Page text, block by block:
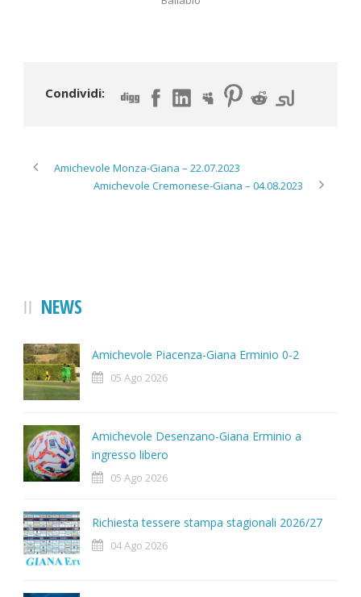
Condividi:
Amichevole Monza-Giana – 22.07.2023
Amichevole Cremonese-Giana – 04.08.2023
NEWS
Amichevole Piacenza-Giana Erminio 0-2
05 Ago 2026
Amichevole Desenzano-Giana Erminio a
ingresso libero
05 Ago 2026
Richiesta tessere stampa stagionali 2026/27
04 Ago 2026